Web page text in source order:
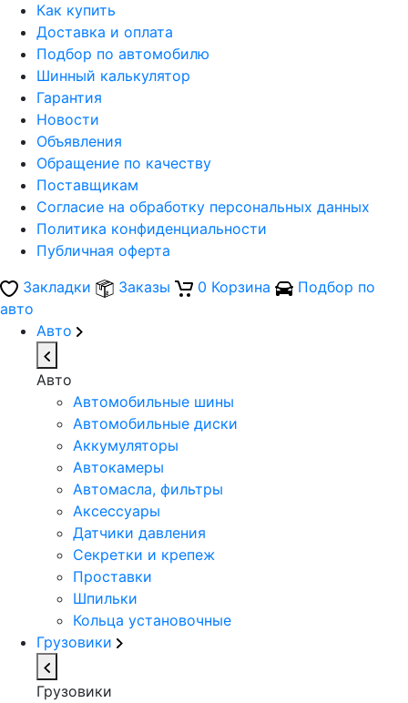
Как купить
Доставка и оплата
Подбор по автомобилю
Шинный калькулятор
Гарантия
Новости
Объявления
Обращение по качеству
Поставщикам
Согласие на обработку персональных данных
Политика конфиденциальности
Публичная оферта
Закладки
Заказы 0 Корзина
Подбор по
авто
Авто
Авто
Автомобильные шины
Автомобильные диски
Аккумуляторы
Автокамеры
Автомасла, фильтры
Аксессуары
Датчики давления
Секретки и крепеж
Проставки
Шпильки
Кольца установочные
Грузовики
Грузовики